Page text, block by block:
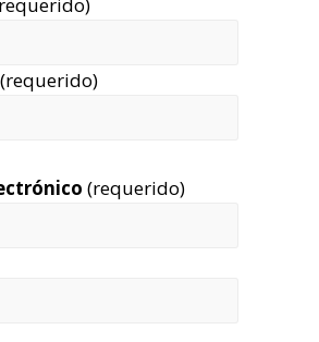
(requerido)
(requerido)